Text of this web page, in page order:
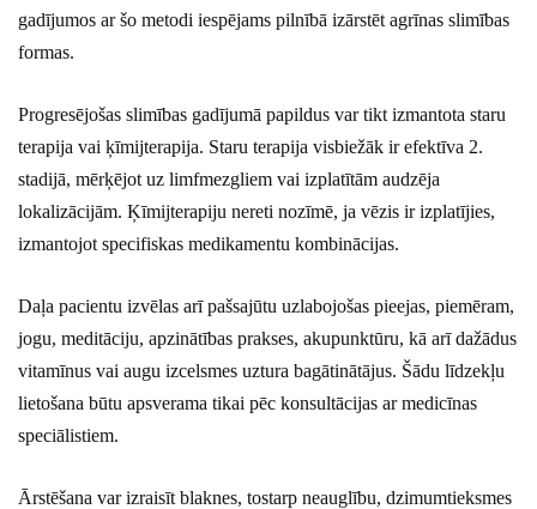
gadījumos ar šo metodi iespējams pilnībā izārstēt agrīnas slimības
formas.
Progresējošas slimības gadījumā papildus var tikt izmantota staru
terapija vai ķīmijterapija. Staru terapija visbiežāk ir efektīva 2.
stadijā, mērķējot uz limfmezgliem vai izplatītām audzēja
lokalizācijām. Ķīmijterapiju nereti nozīmē, ja vēzis ir izplatījies,
izmantojot specifiskas medikamentu kombinācijas.
Daļa pacientu izvēlas arī pašsajūtu uzlabojošas pieejas, piemēram,
jogu, meditāciju, apzinātības prakses, akupunktūru, kā arī dažādus
vitamīnus vai augu izcelsmes uztura bagātinātājus. Šādu līdzekļu
lietošana būtu apsverama tikai pēc konsultācijas ar medicīnas
speciālistiem.
Ārstēšana var izraisīt blaknes, tostarp neauglību, dzimumtieksmes